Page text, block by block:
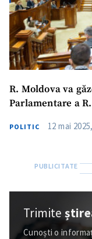
R. Moldova va
Parlamentare a
POLITIC 12 mai
Trimite
Cunoști o